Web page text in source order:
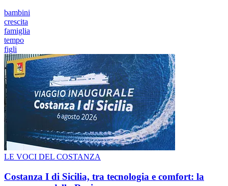
bambini
crescita
famiglia
tempo
figli
LE VOCI DEL COSTANZA
Costanza I di Sicilia, tra tecnologia e comfort: la